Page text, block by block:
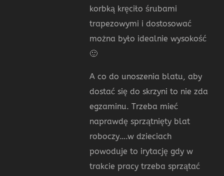
korbką kręciło śrubami
trapezowymi i dostosować
można było idealnie wysokość
🙂
A co do unoszenia blatu, aby
dostać się do skrzyni to nie zda
egzaminu. Trzeba mieć
naprawdę sprzątnięty blat
roboczy….w dzieciach
powoduje to irytację gdy w
trakcie pracy trzeba sprzątać